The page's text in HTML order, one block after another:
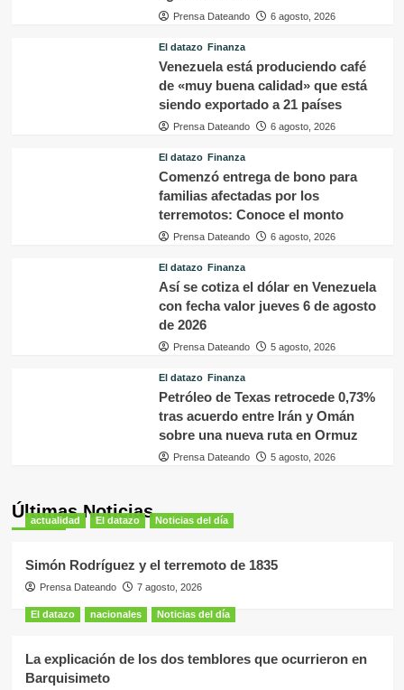
Prensa Dateando 6 agosto, 2026
El datazo Finanza
Venezuela está produciendo café
de «muy buena calidad» que está
siendo exportado a 21 países
Prensa Dateando 6 agosto, 2026
El datazo Finanza
Comenzó entrega de bono para
familias afectadas por los
terremotos: Conoce el monto
Prensa Dateando 6 agosto, 2026
El datazo Finanza
Así se cotiza el dólar en Venezuela
con fecha valor jueves 6 de agosto
de 2026
Prensa Dateando 5 agosto, 2026
El datazo Finanza
Petróleo de Texas retrocede 0,73%
tras acuerdo entre Irán y Omán
sobre una nueva ruta en Ormuz
Prensa Dateando 5 agosto, 2026
Últimas Noticias
actualidad El datazo Noticias del día
Simón Rodríguez y el terremoto de 1835
Prensa Dateando 7 agosto, 2026
El datazo nacionales Noticias del día
La explicación de los dos temblores que ocurrieron en
Barquisimeto